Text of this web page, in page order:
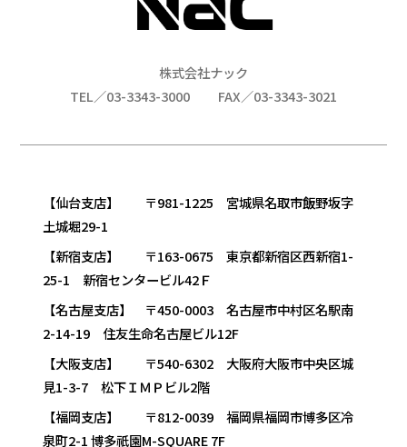
株式会社ナック
TEL／03-3343-3000
FAX／03-3343-3021
【仙台支店】 〒981-1225 宮城県名取市飯野坂字
土城堀29-1
【新宿支店】 〒163-0675 東京都新宿区西新宿1-
25-1 新宿センタービル42Ｆ
【名古屋支店】 〒450-0003 名古屋市中村区名駅南
2-14-19 住友生命名古屋ビル12F
【大阪支店】 〒540-6302 大阪府大阪市中央区城
見1-3-7 松下ＩＭＰビル2階
【福岡支店】 〒812-0039 福岡県福岡市博多区冷
泉町2-1 博多祇園M-SQUARE 7F